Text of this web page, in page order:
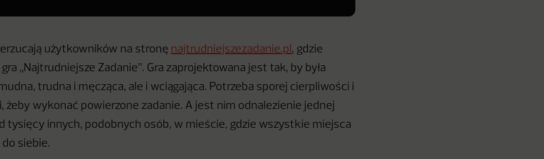
użytkowników na stronę najtrudniejszezadanie.pl , gdzie
„Najtrudniejsze Zadanie”. Gra zaprojektowana jest tak, by była
trudna i męcząca, ale i wciągająca. Potrzeba sporej cierpliwości i
żeby wykonać powierzone zadanie. A jest nim odnalezienie jednej
tysięcy innych, podobnych osób, w mieście, gdzie wszystkie miejsca
siebie.